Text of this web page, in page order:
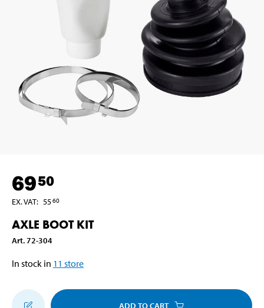
6950
EX. VAT: 5560
AXLE BOOT KIT
Art.72-304
In stock in 11 store
ADD TO CART